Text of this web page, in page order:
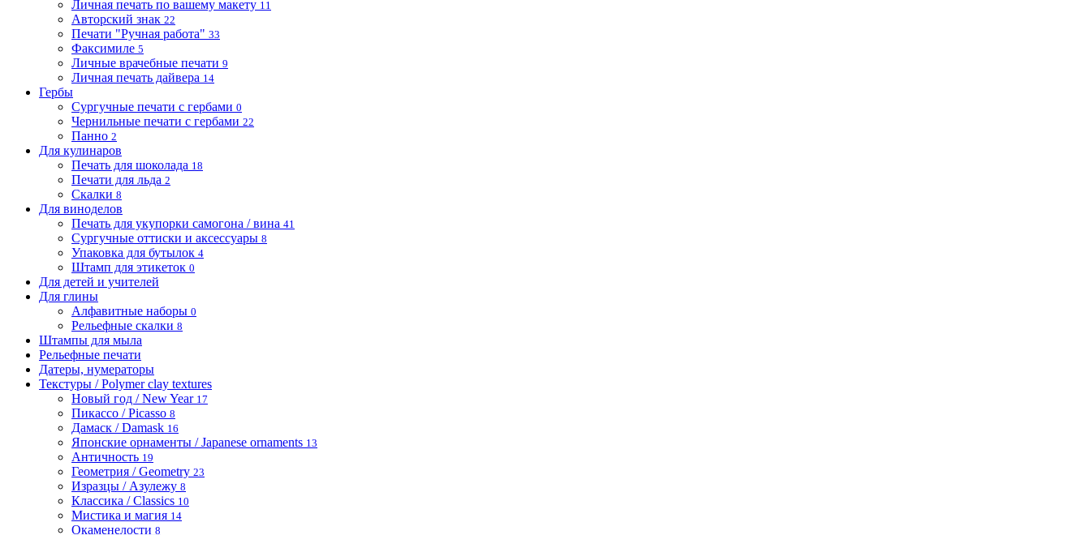
Личная печать по вашему макету 11
Авторский знак 22
Печати "Ручная работа" 33
Факсимиле 5
Личные врачебные печати 9
Личная печать дайвера 14
Гербы
Сургучные печати с гербами 0
Чернильные печати с гербами 22
Панно 2
Для кулинаров
Печать для шоколада 18
Печати для льда 2
Скалки 8
Для виноделов
Печать для укупорки самогона / вина 41
Сургучные оттиски и аксессуары 8
Упаковка для бутылок 4
Штамп для этикеток 0
Для детей и учителей
Для глины
Алфавитные наборы 0
Рельефные скалки 8
Штампы для мыла
Рельефные печати
Датеры, нумераторы
Текстуры / Polymer clay textures
Новый год / New Year 17
Пикассо / Picasso 8
Дамаск / Damask 16
Японские орнаменты / Japanese ornaments 13
Античность 19
Геометрия / Geometry 23
Изразцы / Азулежу 8
Классика / Classics 10
Мистика и магия 14
Окаменелости 8